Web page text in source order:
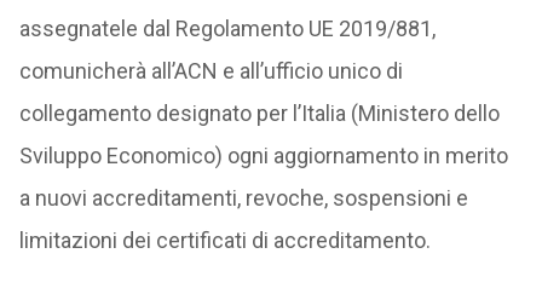
assegnatele dal Regolamento UE 2019/881,
comunicherà all’ACN e all’ufficio unico di
collegamento designato per l’Italia (Ministero dello
Sviluppo Economico) ogni aggiornamento in merito
a nuovi accreditamenti, revoche, sospensioni e
limitazioni dei certificati di accreditamento.